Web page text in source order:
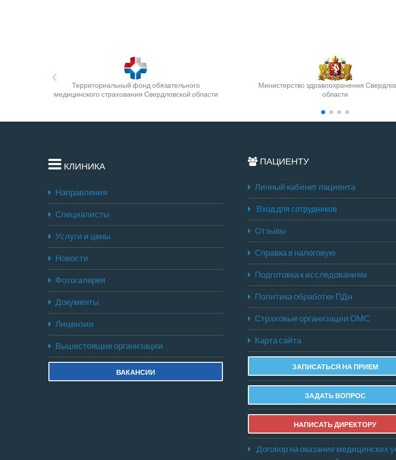
Территориальный фонд обязательного
медицинского страхования Свердловской области
Министерство здравоохранения
области
КЛИНИКА
Направления
Специалисты
Услуги и цены
Новости
Фотогалерея
Документы
Лицензии
Вышестоящие организации
ВАКАНСИИ
ПАЦИЕНТУ
Личный кабинет пациента
Вход для сотрудников
Отзывы
Справка в налоговую
Подготовка к исследованиям
Политика обработки ПДн
Страховые организации ОМС
Карта сайта
ЗАПИСАТЬСЯ НА ПРИЕМ
ЗАДАТЬ ВОПРОС
НАПИСАТЬ ДИРЕКТОРУ
Договор на оказание медицинских